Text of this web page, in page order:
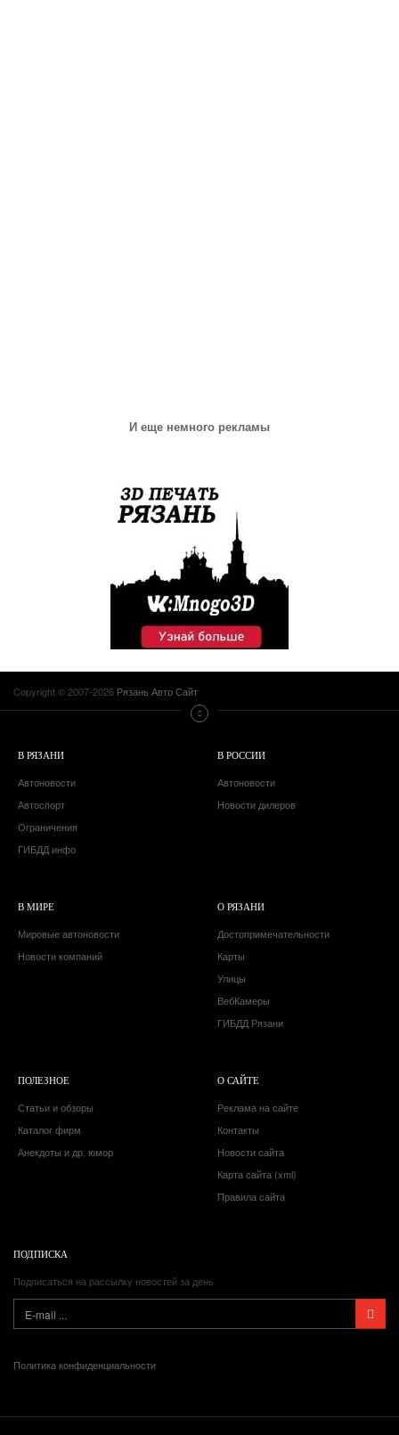
И еще немного рекламы
Copyright © 2007-2026 Рязань Авто Сайт
В РЯЗАНИ
Автоновости
Автоспорт
Ограничения
ГИБДД инфо
В РОССИИ
Автоновости
Новости дилеров
В МИРЕ
Мировые автоновости
Новости компаний
О РЯЗАНИ
Достопримечательности
Карты
Улицы
ВебКамеры
ГИБДД Рязани
ПОЛЕЗНОЕ
Статьи и обзоры
Каталог фирм
Анекдоты и др. юмор
О САЙТЕ
Реклама на сайте
Контакты
Новости сайта
Карта сайта (xml)
Правила сайта
ПОДПИСКА
Подписаться на рассылку новостей за день
Политика конфиденциальности